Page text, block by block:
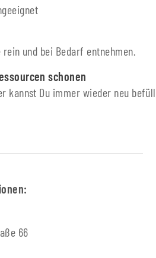
und bei Bedarf entnehmen.
schonen
kannst Du immer wieder neu
66